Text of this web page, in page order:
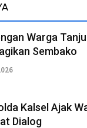
Warga
Sembako
Kalsel Ajak
Dialog